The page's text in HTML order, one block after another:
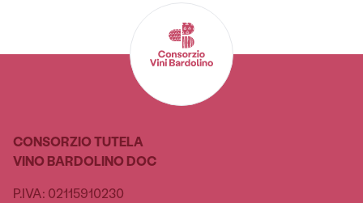
CONSORZIO TUTELA
VINO BARDOLINO DOC
P.IVA: 02115910230